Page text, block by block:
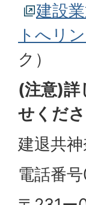
建設
トへリ
ク）
(注意)詳
せくださ
建退共
電話番